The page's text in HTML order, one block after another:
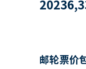
2023
邮轮票价